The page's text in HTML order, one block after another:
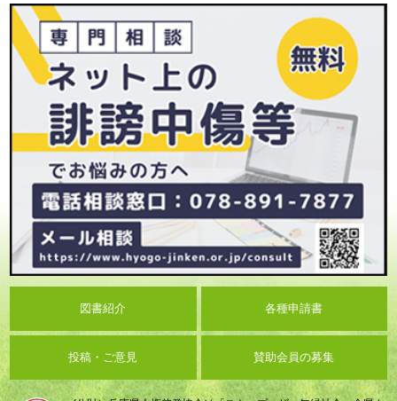
図書紹介 各種申請書
投稿・ご意見 賛助会員の募集